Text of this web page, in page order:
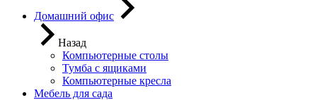
Домашний офис
Назад
Компьютерные столы
Тумба с ящиками
Компьютерные кресла
Мебель для сада